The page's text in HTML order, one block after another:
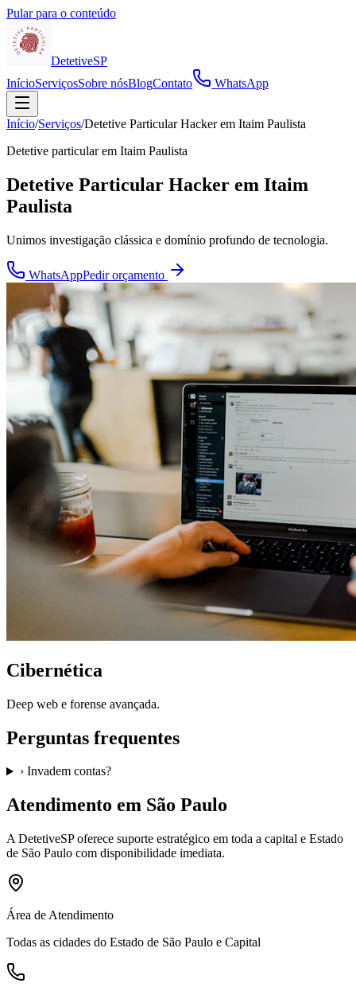
Pular para o conteúdo
DetetiveSP
InícioServiçosSobre nósBlogContato WhatsApp
Início/Serviços/Detetive Particular Hacker em Itaim Paulista
Detetive particular em Itaim Paulista
Detetive Particular Hacker em Itaim
Paulista
Unimos investigação clássica e domínio profundo de tecnologia.
WhatsAppPedir orçamento
Cibernética
Deep web e forense avançada.
Perguntas frequentes
› Invadem contas?
Atendimento em São Paulo
A DetetiveSPoferece suporte estratégico em toda a capital e Estado
de São Paulo com disponibilidade imediata.
Área de Atendimento
Todas as cidades do Estado de São Paulo e Capital